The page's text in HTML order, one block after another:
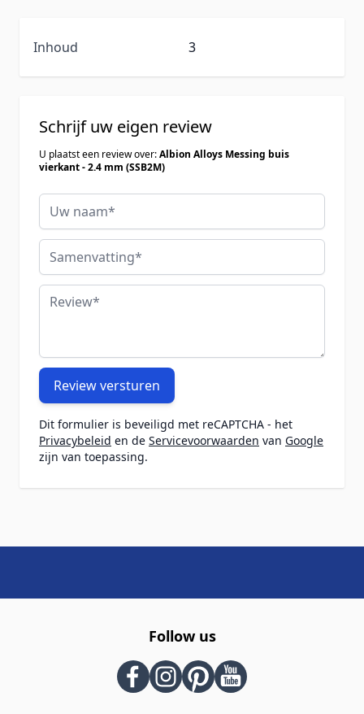
Inhoud 3
Schrijf uw eigen review
U plaatst een review over:Albion Alloys Messing buis
vierkant - 2.4 mm (SSB2M)
Uw naam
Samenvatting
Review
Review versturen
Dit formulier is beveiligd met reCAPTCHA - het
Privacybeleid en de Servicevoorwaarden van Google
zijn van toepassing.
Follow us